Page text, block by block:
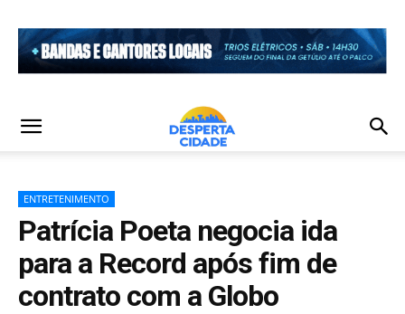
ENTRETENIMENTO
Patrícia Poeta negocia ida
para a Record após fim de
contrato com a Globo